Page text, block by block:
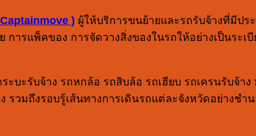
) ผู้ให้บริการขนย้ายและรถรับจ้างที่มีป
รแพ็คของ การจัดวางสิ่งของในรถให้อย่างเป็นระเ
ะบะรับจ้าง รถหกล้อ รถสิบล้อ รถเฮียบ รถเครนรับจ้
วมถึงรอบรู้เส้นทางการเดินรถแต่ละจังหวัดอย่างชำ